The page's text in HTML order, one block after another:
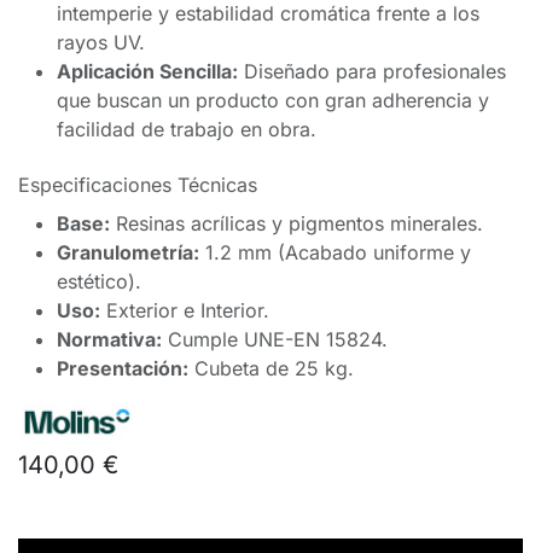
intemperie y estabilidad cromática frente a los
rayos UV.
Aplicación Sencilla: Diseñado para profesionales
que buscan un producto con gran adherencia y
facilidad de trabajo en obra.
Especificaciones Técnicas
Base: Resinas acrílicas y pigmentos minerales.
Granulometría: 1.2 mm (Acabado uniforme y
estético).
Uso: Exterior e Interior.
Normativa: Cumple UNE-EN 15824.
Presentación: Cubeta de 25 kg.
140,00 €